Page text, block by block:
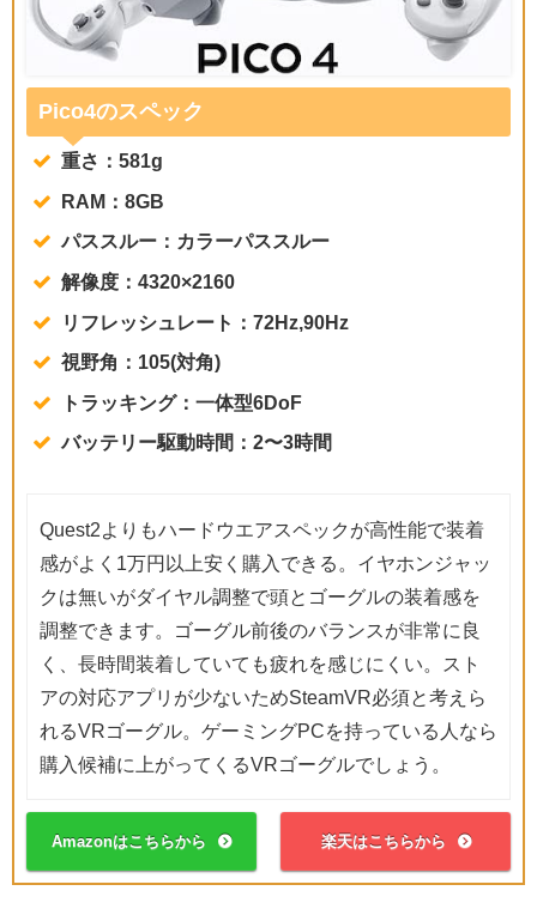
Pico4のスペック
重さ：581g
RAM：8GB
パススルー：カラーパススルー
解像度：4320×2160
リフレッシュレート：72Hz,90Hz
視野角：105(対角)
トラッキング：一体型6DoF
バッテリー駆動時間：2〜3時間
Quest2よりもハードウエアスペックが高性能で装着
感がよく1万円以上安く購入できる。イヤホンジャッ
クは無いがダイヤル調整で頭とゴーグルの装着感を
調整できます。ゴーグル前後のバランスが非常に良
く、長時間装着していても疲れを感じにくい。スト
アの対応アプリが少ないためSteamVR必須と考えら
れるVRゴーグル。ゲーミングPCを持っている人なら
購入候補に上がってくるVRゴーグルでしょう。
Amazonはこちらから 楽天はこちらから